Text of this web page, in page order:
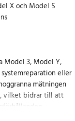
X och Model S
Model 3, Model Y,
eller
mätningen
vilket bidrar till att